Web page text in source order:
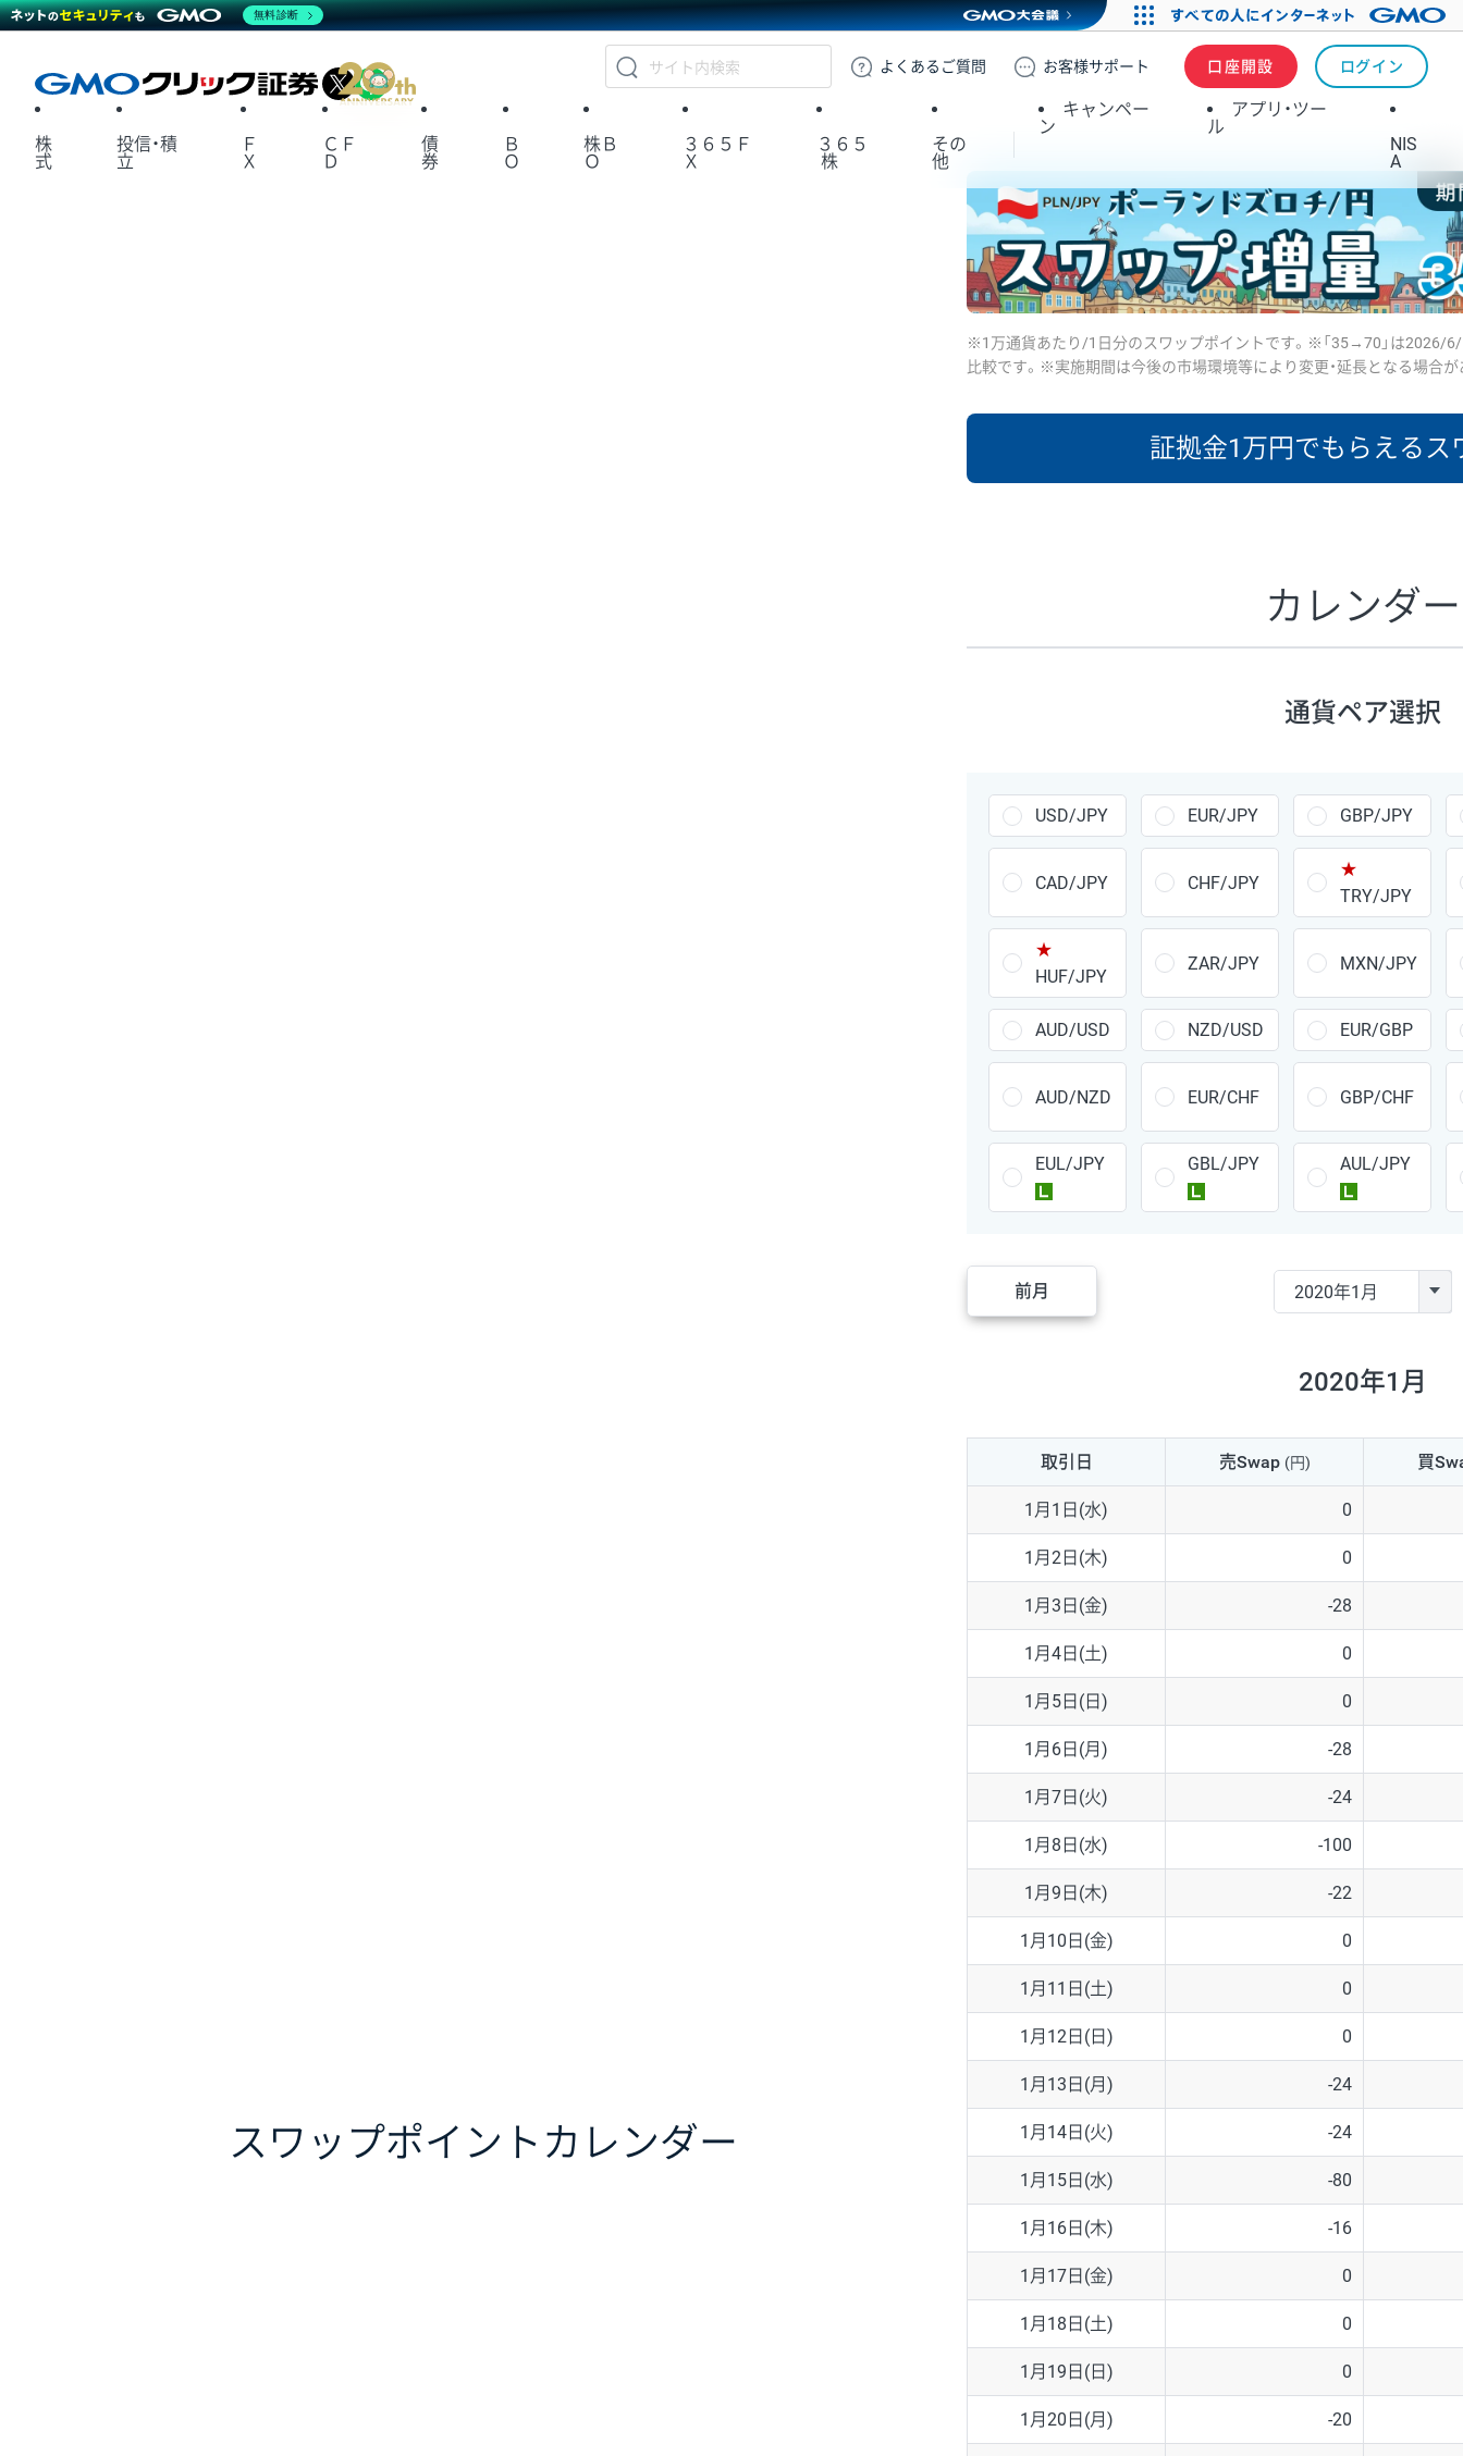
GMOクリック証券
よくある ご質問 お客様サポート 口座開設 ログイン
X
株
式
投信・積
立
Ｆ
Ｘ
ＣＦ
Ｄ
債
券
Ｂ
Ｏ
株Ｂ
Ｏ
３６５Ｆ
Ｘ
３６５
株
その
他
キャンペー
ン
アプリ・ツー
ル
NIS
A
スワップポイント カレンダー
※1万通貨あたり/1日分のスワップポイントです。※「35→70」は2026/6/
比較です。※実施期間は今後の市場環境等により変更・延長となる場合が
証拠金1万円でもらえるス
あたりの
ポイント
GBP/JPY 170円
AUD/JPY 106円
NZD/JPY 28円
CAD/JPY 38円
CHF/JPY 34円
PLN/JPY 35円
HUF/JPY 16円
ZAR/JPY 130円
MXN/JPY 140円
AUD/USD
NZD/USD 41円
EUR/GBP 71円
EUR/AUD 103円
GBP/AUD 43円
AUD/NZD 66円
EUR/CHF 111円
GBP/CHF 220円
USD/CHF 160円
※2026/6/30の当社のスワップポイントおよび、同日の為替レートに
※取引証拠金は同日の当社為替レート（ニューヨーククローズ・MIDレ
※ハンガリーフォリント/円と南アフリカランド/円とメキシコペソ/
カレンダー
通貨ペア選択
USD/JPY EUR/JPY GBP/JPY
CAD/JPY CHF/JPY
★
TRY/JPY
★
HUF/JPY
ZAR/JPY MXN/JPY
AUD/USD NZD/USD EUR/GBP
AUD/NZD EUR/CHF GBP/CHF
EUL/JPY
GBL/JPY
AUL/JPY
前月
2020年1月
取引日 売Swap (円) 買
1月1日(水) 0
1月2日(木) 0
1月3日(金) -28
1月4日(土) 0
1月5日(日) 0
1月6日(月) -28
1月7日(火) -24
1月8日(水) -100
1月9日(木) -22
1月10日(金) 0
1月11日(土) 0
1月12日(日) 0
1月13日(月) -24
1月14日(火) -24
1月15日(水) -80
1月16日(木) -16
1月17日(金) 0
1月18日(土) 0
1月19日(日) 0
1月20日(月) -20
無料診断